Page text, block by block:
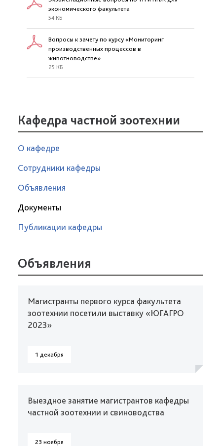
экономического факультета
54 КБ
Вопросы к зачету по курсу «Мониторинг
производственных процессов в
животноводстве»
25 КБ
Кафедра частной зоотехнии
О кафедре
Сотрудники кафедры
Объявления
Документы
Публикации кафедры
Объявления
Магистранты первого курса факультета
зоотехнии посетили выставку «ЮГАГРО
2023»
1 декабря
Выездное занятие магистрантов кафедры
частной зоотехнии и свиноводства
23 ноября